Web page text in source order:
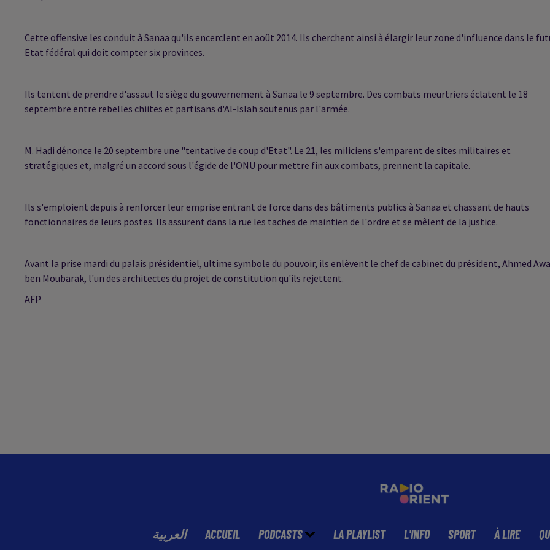
Cette offensive les conduit à Sanaa qu'ils encerclent en août 2014. Ils cherchent ainsi à élargir leur zone d'influence dans le
Etat fédéral qui doit compter six provinces.
Ils tentent de prendre d'assaut le siège du gouvernement à Sanaa le 9 septembre. Des combats meurtriers éclatent le 18
septembre entre rebelles chiites et partisans d'Al-Islah soutenus par l'armée.
M. Hadi dénonce le 20 septembre une "tentative de coup d'Etat". Le 21, les miliciens s'emparent de sites militaires et
stratégiques et, malgré un accord sous l'égide de l'ONU pour mettre fin aux combats, prennent la capitale.
Ils s'emploient depuis à renforcer leur emprise entrant de force dans des bâtiments publics à Sanaa et chassant de hauts
fonctionnaires de leurs postes. Ils assurent dans la rue les taches de maintien de l'ordre et se mêlent de la justice.
Avant la prise mardi du palais présidentiel, ultime symbole du pouvoir, ils enlèvent le chef de cabinet du président, Ahmed
ben Moubarak, l'un des architectes du projet de constitution qu'ils rejettent.
AFP
العربية ACCUEIL PODCASTS LA PLAYLIST L'INFO SPORT À LIRE